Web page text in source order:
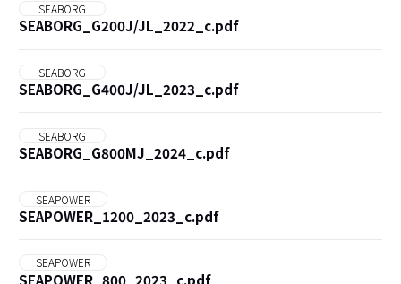
SEABORG
SEABORG_G200J/JL_2022_c.pdf
SEABORG
SEABORG_G400J/JL_2023_c.pdf
SEABORG
SEABORG_G800MJ_2024_c.pdf
SEAPOWER
SEAPOWER_1200_2023_c.pdf
SEAPOWER
SEAPOWER_800_2023_c.pdf